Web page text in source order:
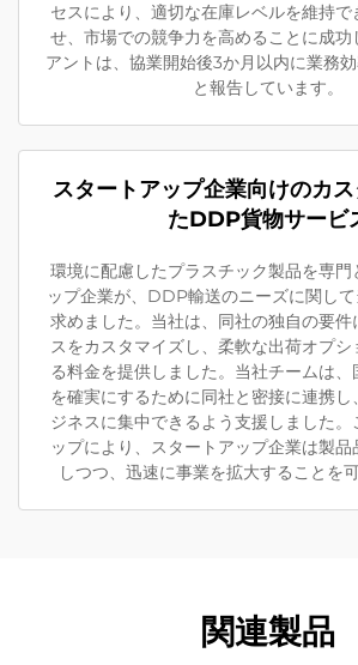
セスにより、適切な在庫レベルを維持で
せ、市場での競争力を高めることに成功
アントは、協業開始後3か月以内に業務
と報告しています。
スタートアップ企業向けのカ
たDDP貨物サービ
環境に配慮したプラスチック製品を専門
ップ企業が、DDP輸送のニーズに関し
求めました。当社は、同社の独自の要
スをカスタマイズし、柔軟な出荷オプシ
る料金を提供しました。当社チームは
を確実にするために同社と密接に連携
ジネスに集中できるよう支援しました。
ップにより、スタートアップ企業は製
しつつ、迅速に事業を拡大することを
関連製品